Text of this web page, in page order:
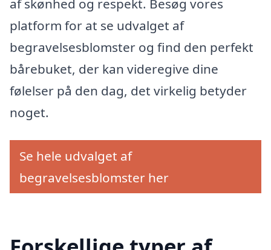
af skønhed og respekt. Besøg vores
platform for at se udvalget af
begravelsesblomster og find den perfekt
bårebuket, der kan videregive dine
følelser på den dag, det virkelig betyder
noget.
Se hele udvalget af
begravelsesblomster her